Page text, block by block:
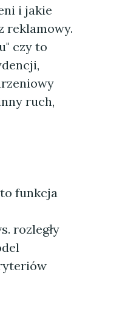
i jakie
reklamowy.
czy to
ruch,
funkcja
rozległy